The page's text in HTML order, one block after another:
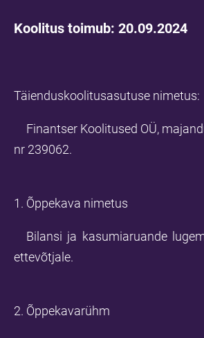
Koolitus toimub: 20.09.2024
Täienduskoolitusasutuse nimetus:
Finantser Koolitused OÜ,
nr 239062.
1. Õppekava nimetus
Bilansi ja kasumiaruande
ettevõtjale.
2. Õppekavarühm